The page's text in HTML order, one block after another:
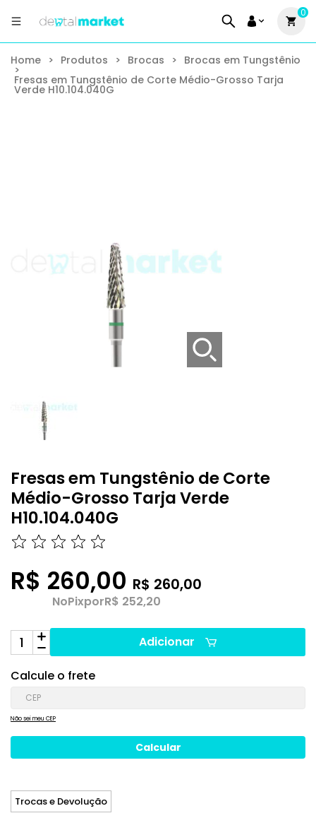
0
Home > Produtos > Brocas > Brocas em Tungstênio
>
Fresas em Tungstênio de Corte Médio-Grosso Tarja
Verde H10.104.040G
Fresas em Tungstênio de Corte
Médio-Grosso Tarja Verde
H10.104.040G
R$ 260,00 R$ 260,00
NoPixporR$ 252,20
Adicionar
Calcule o frete
Não sei meu CEP
Trocas e Devolução